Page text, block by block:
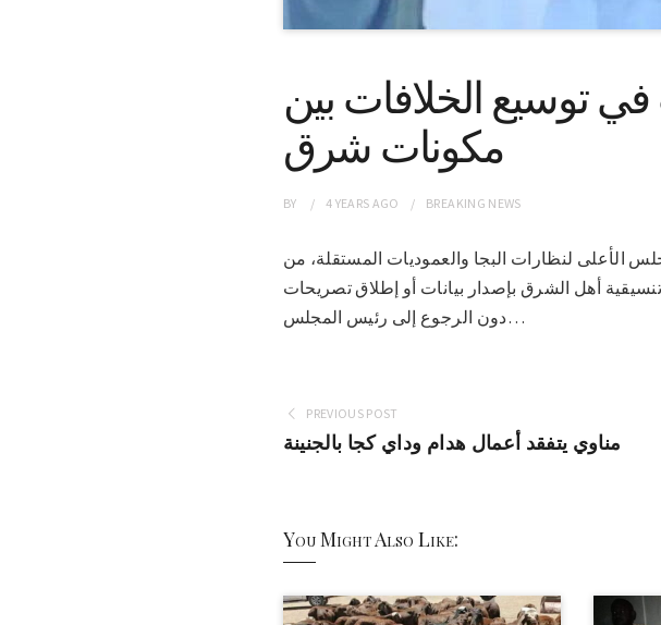
توسيع الخلافات بين
مكونات شرق
BY 4 YEARS AGO BREAKING NEWS
المجلس الأعلى لنظارات البجا والعموديات المستقلة، من
أهل الشرق بإصدار بيانات أو إطلاق تصريحات
دون الرجوع إلى رئيس المجلس…
PREVIOUS POST
مناوي يتفقد أعمال هدام وداي كجا بالجنينة
You Might Also Like: